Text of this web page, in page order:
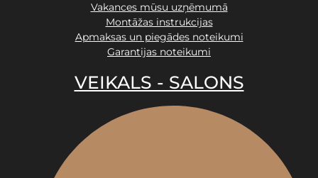
Vakances mūsu uzņēmumā
Montāžas instrukcijas
Apmaksas un piegādes noteikumi
Garantijas noteikumi
VEIKALS - SALONS